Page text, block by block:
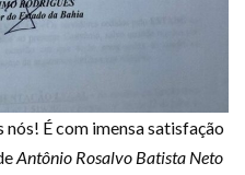
É com imensa satisfação
Antônio Rosalvo Batista Neto